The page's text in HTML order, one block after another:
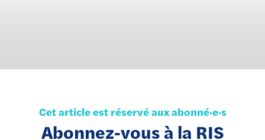
Cet article est réservé aux abonné·e·s
Abonnez-vous à la RIS